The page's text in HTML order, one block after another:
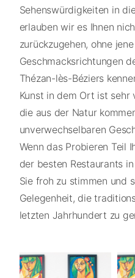
Sehenswürdigkeiten in
erlauben wir es Ihnen
zurückzugehen, ohne
Geschmacksrichtungen
Thézan-lès-Béziers
Kunst in dem Ort ist
die aus der Natur
unverwechselbaren
Wenn das Probieren Teil
der besten Restaurants
Sie froh zu stimmen und
Gelegenheit, die
letzten Jahrhundert zu